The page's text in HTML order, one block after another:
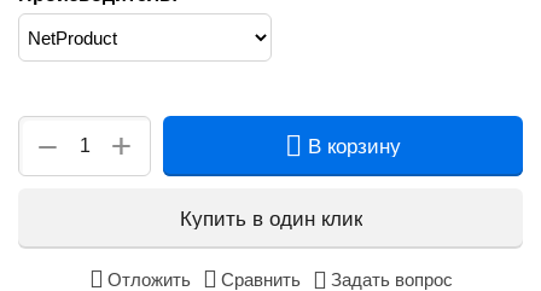
+
− В корзину
Купить в один клик
Отложить Сравнить Задать вопрос